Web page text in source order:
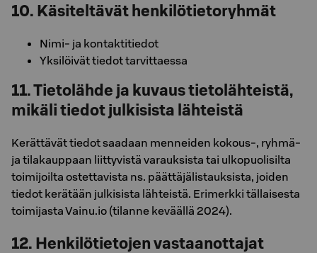
10. Käsiteltävät henkilötietoryhmät
Nimi- ja kontaktitiedot
Yksilöivät tiedot tarvittaessa
11. Tietolähde ja kuvaus tietolähteistä,
mikäli tiedot julkisista lähteistä
Kerättävät tiedot saadaan menneiden kokous-, ryhmä-
ja tilakauppaan liittyvistä varauksista tai ulkopuolisilta
toimijoilta ostettavista ns. päättäjälistauksista, joiden
tiedot kerätään julkisista lähteistä. Erimerkki tällaisesta
toimijasta Vainu.io (tilanne keväällä 2024).
12. Henkilötietojen vastaanottajat